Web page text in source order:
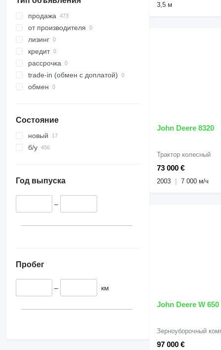
продажа
от производителя
лизинг
кредит
рассрочка
trade-in (обмен с доплатой)
обмен
Состояние
новый
б/у
Год выпуска
–
Пробег
– км
3,5 м
John Deere 8320
73 000 €
Трактор колесный
2003 7 000 м/ч
John Deere W 650
97 000 €
Зерноуборочный